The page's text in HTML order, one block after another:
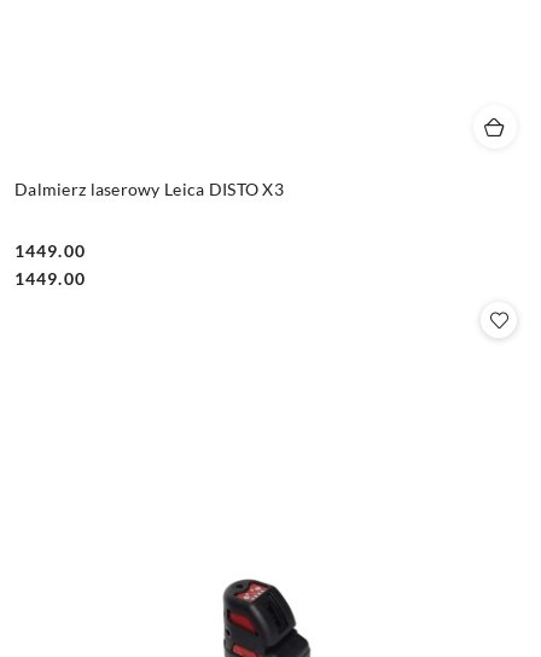
Dalmierz laserowy Leica DISTO X3
Cena:
1449.00
Cena:
1449.00